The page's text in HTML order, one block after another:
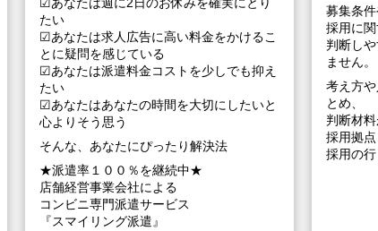
たい
☑あなたは求人広告に高い料金をかけるこ
とに疑問を感じている
☑あなたは派遣料金コストを少しでも抑え
たい
☑あなたはあなたの時間を大切にしたいと
心よりそう思う
そんな、あなたにぴったり解決法
★派遣率１００％を継続中★
店舗経営事業会社による
コンビニ専門派遣サービス
『スマイリング派遣』
募集条
採用に
判断し
ません。
考え方
とめ、
判断材
採用拠
採用の